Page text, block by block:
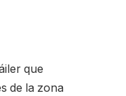
que
de la zona